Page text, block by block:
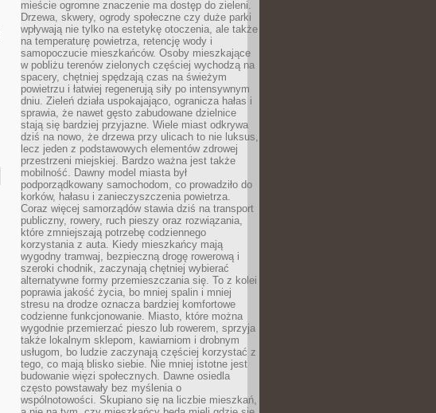
mieście ogromne znaczenie ma dostęp do zieleni.
Drzewa, skwery, ogrody społeczne czy duże parki
wpływają nie tylko na estetykę otoczenia, ale także
na temperaturę powietrza, retencję wody i
samopoczucie mieszkańców. Osoby mieszkające
w pobliżu terenów zielonych częściej wychodzą na
spacery, chętniej spędzają czas na świeżym
powietrzu i łatwiej regenerują siły po intensywnym
dniu. Zieleń działa uspokajająco, ogranicza hałas i
sprawia, że nawet gęsto zabudowane dzielnice
stają się bardziej przyjazne. Wiele miast odkrywa
dziś na nowo, że drzewa przy ulicach to nie luksus,
lecz jeden z podstawowych elementów zdrowej
przestrzeni miejskiej. Bardzo ważna jest także
mobilność. Dawny model miasta był
podporządkowany samochodom, co prowadziło do
korków, hałasu i zanieczyszczenia powietrza.
Coraz więcej samorządów stawia dziś na transport
publiczny, rowery, ruch pieszy oraz rozwiązania,
które zmniejszają potrzebę codziennego
korzystania z auta. Kiedy mieszkańcy mają
wygodny tramwaj, bezpieczną drogę rowerową i
szeroki chodnik, zaczynają chętniej wybierać
alternatywne formy przemieszczania się. To z kolei
poprawia jakość życia, bo mniej spalin i mniej
stresu na drodze oznacza bardziej komfortowe
codzienne funkcjonowanie. Miasto, które można
wygodnie przemierzać pieszo lub rowerem, sprzyja
także lokalnym sklepom, kawiarniom i drobnym
usługom, bo ludzie zaczynają częściej korzystać z
tego, co mają blisko siebie. Nie mniej istotne jest
budowanie więzi społecznych. Dawne osiedla
często powstawały bez myślenia o
wspólnotowości. Skupiano się na liczbie mieszkań,